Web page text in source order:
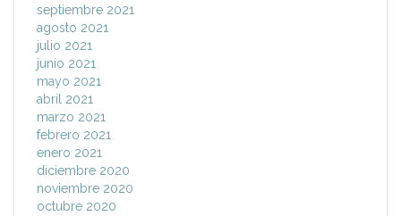
septiembre 2021
agosto 2021
julio 2021
junio 2021
mayo 2021
abril 2021
marzo 2021
febrero 2021
enero 2021
diciembre 2020
noviembre 2020
octubre 2020